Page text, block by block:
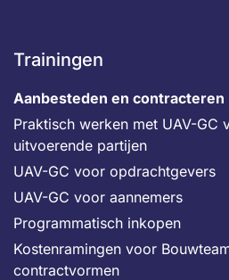
Trainingen
Aanbesteden en contracteren
Praktisch werken met UAV-GC
uitvoerende partijen
UAV-GC voor opdrachtgevers
UAV-GC voor aannemers
Programmatisch inkopen
Kostenramingen voor
contractvormen